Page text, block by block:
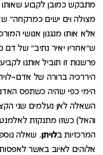
מתבקש כמובן לקבוע
מצולה וים ישים כמרקחה"
אלא אותו מנגנון אנושי
ש"אחריו יאיר נתיב" של דם
פרשנות זו תוביל אותנו
היררכיה ברורה של
הימי כפי שהיה כשתפס
השאלה לאן נעלמים שני
והאל) כשזו מתנקזת
המרכזיות בלויתן. שאלה
אלוהים לאיוב באשר